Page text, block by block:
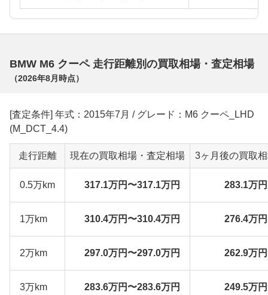
BMW M6 クーペ 走行距離別の買取相場・査定相場
（2026年8月 時点）
[査定条件] 年式：2015年7月 / グレード：M6 クーペ_LHD
(M_DCT_4.4)
走行距離 現在の買取相場・査定相場 3ヶ月後の買取
0.5万km 317.1万円〜317.1万円 283.1万
1万km 310.4万円〜310.4万円 276.4万
2万km 297.0万円〜297.0万円 262.9万
3万km 283.6万円〜283.6万円 249.5万